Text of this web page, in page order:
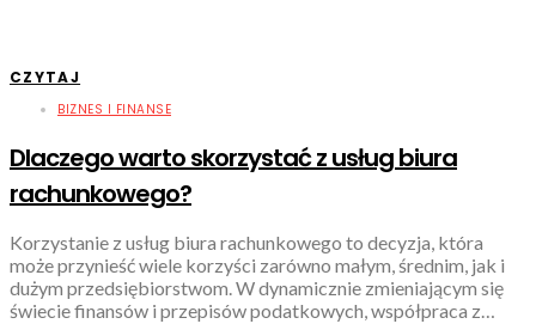
CZYTAJ
BIZNES I FINANSE
Dlaczego warto skorzystać z usług biura
rachunkowego?
Korzystanie z usług biura rachunkowego to decyzja, która
może przynieść wiele korzyści zarówno małym, średnim, jak i
dużym przedsiębiorstwom. W dynamicznie zmieniającym się
świecie finansów i przepisów podatkowych, współpraca z…